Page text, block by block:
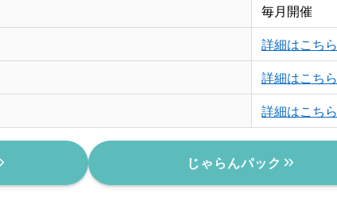
毎月開催
詳細はこちら
詳細はこちら
詳細はこちら
じゃらんパック